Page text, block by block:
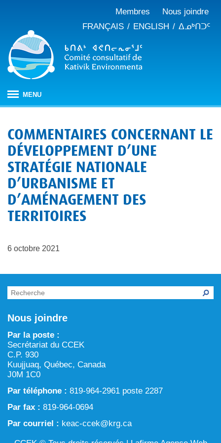
Membres
Nous joindre
FRANÇAIS
ENGLISH ᐃᓄᒃᑎᑐᑦ
MENU
À PROPOS
Mandat
Composition
Notre histoire
PUBLICATIONS
Procès-verbaux
Rapports annuels
Mémoires et avis
ÉVALUATION D’IMPACT
Évaluation d’impact au Nunavik
CBJNQ : régime de protection de l’environnement et
du milieu social
procédure d’examen des projets
NOTRE TRAVAIL
Changements climatiques
Gestion des matières résiduelles
Conservation et biodiversité
COMMENTAIRES CONCERNANT LE
DÉVELOPPEMENT D’UNE
STRATÉGIE NATIONALE
D’URBANISME ET
D’AMÉNAGEMENT DES
TERRITOIRES
6 octobre 2021
Nous joindre
Par la poste :
Secrétariat du CCEK
C.P. 930
Kuujjuaq, Québec, Canada
J0M 1C0
Par téléphone : 819-964-2961 poste 2287
Par fax : 819-964-0694
Par courriel : keac-ccek@krg.ca